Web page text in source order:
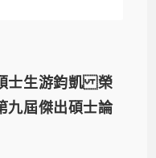
士生游鈞凱 榮
屆傑出碩士論